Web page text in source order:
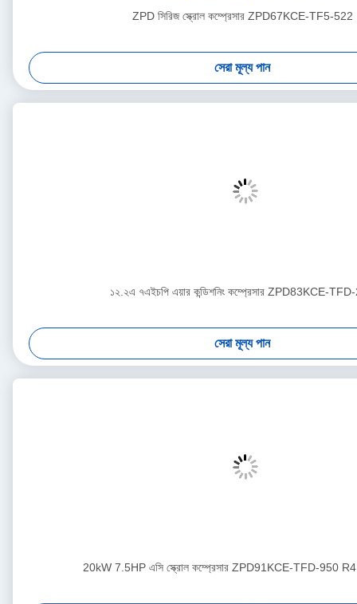
ZPD সিরিজ স্ক্রোল কম্প্রেসার ZPD67KCE-TF5-522
সেরা মূল্য পান
১২.২এ ৭এইচপি এয়ার কন্ডিশনিং কম্প্রেসার ZPD83KCE-
সেরা মূল্য পান
20kW 7.5HP এসি স্ক্রোল কম্প্রেসার ZPD91KCE-TFD-950